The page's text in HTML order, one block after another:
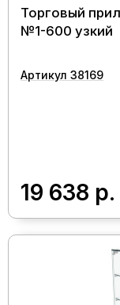
Торговый
№1-600 узкий
Артикул 38169
19 638 р.